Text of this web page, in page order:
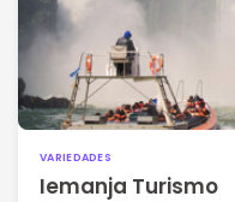
VARIEDADES
Iemanja Turismo